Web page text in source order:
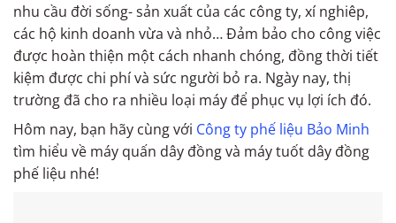
nhu cầu đời sống- sản xuất của các công ty, xí nghiêp,
các hộ kinh doanh vừa và nhỏ… Đảm bảo cho công việc
được hoàn thiện một cách nhanh chóng, đồng thời tiết
kiệm được chi phí và sức người bỏ ra. Ngày nay, thị
trường đã cho ra nhiều loại máy để phục vụ lợi ích đó.
Hôm nay, bạn hãy cùng với Công ty phế liệu Bảo Minh
tìm hiểu về máy quấn dây đồng và máy tuốt dây đồng
phế liệu nhé!